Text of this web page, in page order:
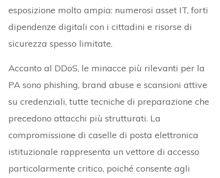
esposizione molto ampia: numerosi asset IT, forti
dipendenze digitali con i cittadini e risorse di
sicurezza spesso limitate.
Accanto al DDoS, le minacce più rilevanti per la
PA sono phishing, brand abuse e scansioni attive
su credenziali, tutte tecniche di preparazione che
precedono attacchi più strutturati. La
compromissione di caselle di posta elettronica
istituzionale rappresenta un vettore di accesso
particolarmente critico, poiché consente agli